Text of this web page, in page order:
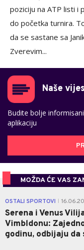
poziciju na ATP listi
do početka turnira.
da se sastane sa
Zverevim...
Naše
Budite bolje
aplikaciju
MOŽDA ĆE VAS
OSTALI SPORTOVI
Serena i Venus
Vimbldonu:
godinu, odbijaju da